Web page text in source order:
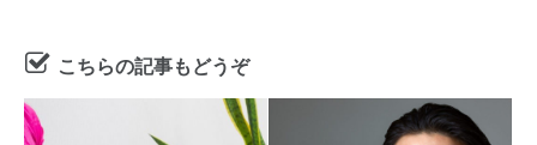
こちらの記事もどうぞ